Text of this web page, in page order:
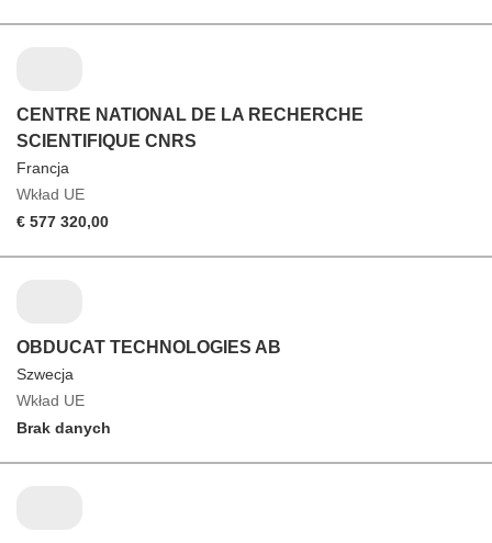
CENTRE NATIONAL DE LA RECHERCHE
SCIENTIFIQUE CNRS
Francja
Wkład UE
€ 577 320,00
OBDUCAT TECHNOLOGIES AB
Szwecja
Wkład UE
Brak danych